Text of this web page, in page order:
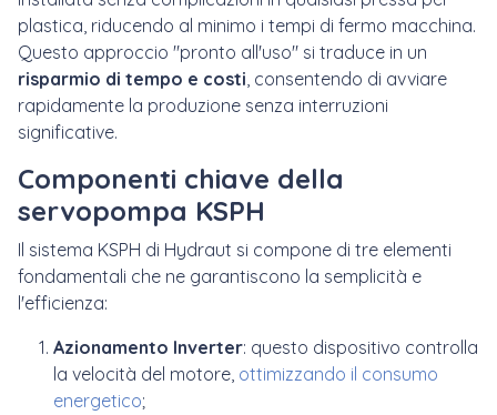
plastica, riducendo al minimo i tempi di fermo macchina.
Questo approccio "pronto all'uso" si traduce in un
risparmio di tempo e costi, consentendo di avviare
rapidamente la produzione senza interruzioni
significative.
Componenti chiave della
servopompa KSPH
Il sistema KSPH di Hydraut si compone di tre elementi
fondamentali che ne garantiscono la semplicità e
l'efficienza:
Azionamento Inverter: questo dispositivo controlla
la velocità del motore, ottimizzando il consumo
energetico;